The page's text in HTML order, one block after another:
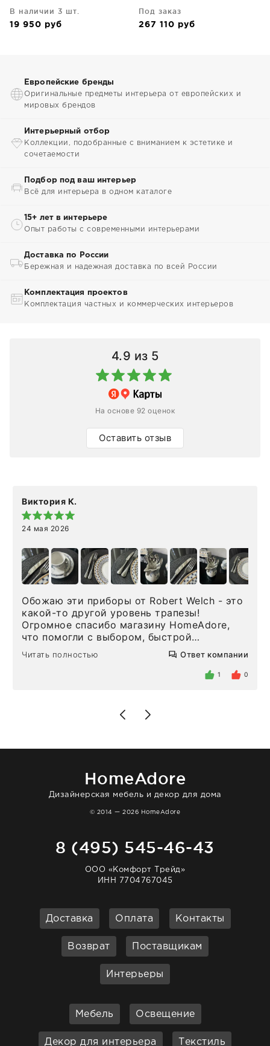
В наличии 3 шт.
19 950 руб
Под заказ
267 110 руб
Европейские бренды
Оригинальные предметы интерьера от европейских и
мировых брендов
Интерьерный отбор
Коллекции, подобранные с вниманием к эстетике и
сочетаемости
Подбор под ваш интерьер
Всё для интерьера в одном каталоге
15+ лет в интерьере
Опыт работы с современными интерьерами
Доставка по России
Бережная и надежная доставка по всей России
Комплектация проектов
Комплектация частных и коммерческих интерьеров
4.9 из 5
На основе 92 оценок
Оставить отзыв
Виктория К.
24 мая 2026
Обожаю эти приборы от Robert Welch - это
какой-то другой уровень трапезы!
Огромное спасибо магазину HomeAdore,
что помогли с выбором, быстрой
доставкой и высоким сервисом. Один раз
была здесь лично, забирала чайные ложки,
внутри очень много антикварной посуды,
Позже заказывала остальные приборы -
доставили сдэком на следующий день к
отвечает очень быстро. Взаимодействием
Читать полностью Ответ компании
1 0
HomeAdore
Дизайнерская мебель и декор для дома
© 2014 — 2026 HomeAdore
8 (495) 545-46-43
ООО «Комфорт Трейд»
ИНН 7704767045
Доставка Оплата Контакты
Возврат Поставщикам
Интерьеры
Мебель Освещение
Декор для интерьера Текстиль